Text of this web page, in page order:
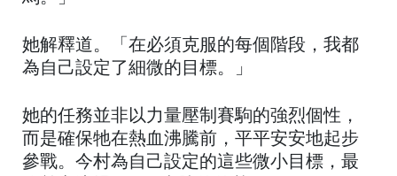
她解釋道。「在必須克服的每個階段，我都
為自己設定了細微的目標。」
她的任務並非以力量壓制賽駒的強烈個性，
而是確保牠在熱血沸騰前，平平安安地起步
參戰。今村為自己設定的這些微小目標，最